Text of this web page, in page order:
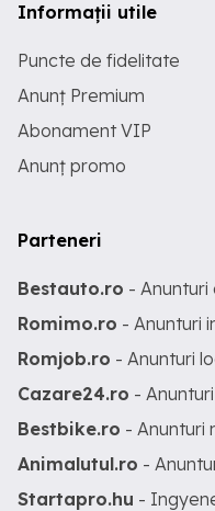
Informații utile
Puncte de fidelitate
Anunț Premium
Abonament VIP
Anunț promo
Parteneri
Bestauto.ro -
Romimo.ro - Anunturi
Romjob.ro - Anunturi
Cazare24.ro -
Bestbike.ro - Anunturi
Animalutul.ro -
Startapro.hu -